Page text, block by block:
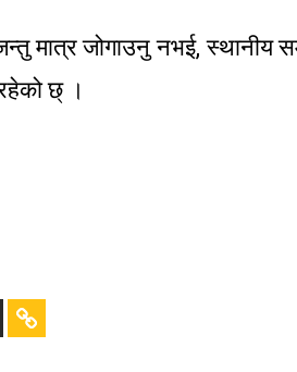
मात्र जोगाउनु नभई, स्थानीय
छ् ।